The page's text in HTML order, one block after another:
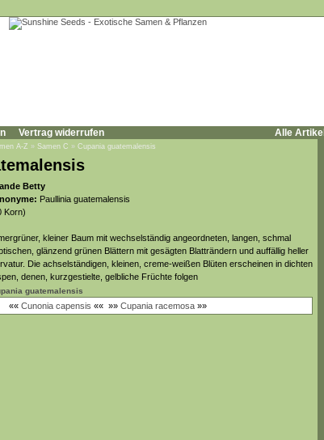
Vertrag widerrufen Alle Artikel
A-Z » Samen C » Cupania guatemalensis
Betty
Paullinia guatemalensis
Korn)
kleiner Baum mit wechselständig angeordneten, langen, schmal
glänzend grünen Blättern mit gesägten Blatträndern und auffällig heller
Die achselständigen, kleinen, creme-weißen Blüten erscheinen in dichten
denen, kurzgestielte, gelbliche Früchte folgen
guatemalensis
«« Cunonia capensis «« »» Cupania racemosa»»